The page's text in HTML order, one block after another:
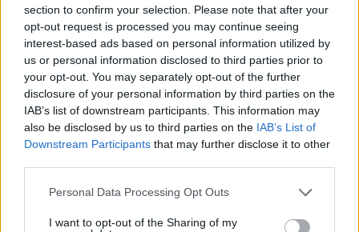
section to confirm your selection. Please note that after your
opt-out request is processed you may continue seeing
interest-based ads based on personal information utilized by
us or personal information disclosed to third parties prior to
your opt-out. You may separately opt-out of the further
disclosure of your personal information by third parties on the
IAB’s list of downstream participants. This information may
also be disclosed by us to third parties on the IAB’s List of
Downstream Participants that may further disclose it to other
Please note that this website/app uses one or more Google
not limited to your visit or usage behaviour. You may click to
Personal Data Processing Opt Outs
I want to opt-out of the Sharing of my
Είδος υπό εξαφάνιση οι υπερπολύτεκνοι στην
Ελλάδα που γερνάει: Τα... δύο ταψιά μεσημεριανό,
τα επιδόματα, η καθημερινότητά τους
07.08.2026, 15:59